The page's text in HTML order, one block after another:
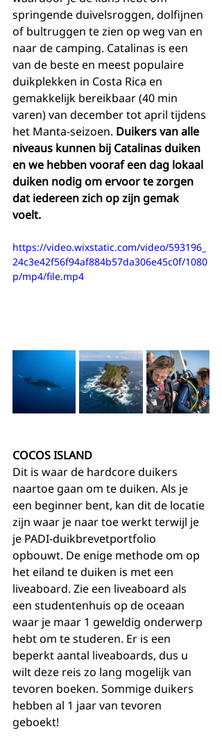
springende duivelsroggen, dolfijnen
of bultruggen te zien op weg van en
naar de camping. Catalinas is een
van de beste en meest populaire
duikplekken in Costa Rica en
gemakkelijk bereikbaar (40 min
varen) van december tot april tijdens
het Manta-seizoen. Duikers van alle
niveaus kunnen bij Catalinas duiken
en we hebben vooraf een dag lokaal
duiken nodig om ervoor te zorgen
dat iedereen zich op zijn gemak
voelt.
https://video.wixstatic.com/video/593196_
24c3e42f56f94af884b57da306e45c0f/1080
p/mp4/file.mp4
COCOS ISLAND
Dit is waar de hardcore duikers
naartoe gaan om te duiken. Als je
een beginner bent, kan dit de locatie
zijn waar je naar toe werkt terwijl je
je PADI-duikbrevetportfolio
opbouwt. De enige methode om op
het eiland te duiken is met een
liveaboard. Zie een liveaboard als
een studentenhuis op de oceaan
waar je maar 1 geweldig onderwerp
hebt om te studeren. Er is een
beperkt aantal liveaboards, dus u
wilt deze reis zo lang mogelijk van
tevoren boeken. Sommige duikers
hebben al 1 jaar van tevoren
geboekt!